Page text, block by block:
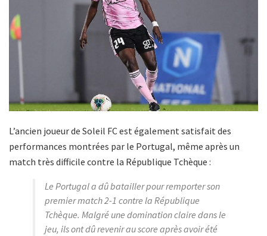
L’ancien joueur de Soleil FC est également satisfait des
performances montrées par le Portugal, même après un
match très difficile contre la République Tchèque :
Le Portugal a dû batailler pour remporter son
premier match 2-1 contre la République
Tchèque. Malgré une domination claire dans le
jeu, ils ont dû revenir au score après avoir été